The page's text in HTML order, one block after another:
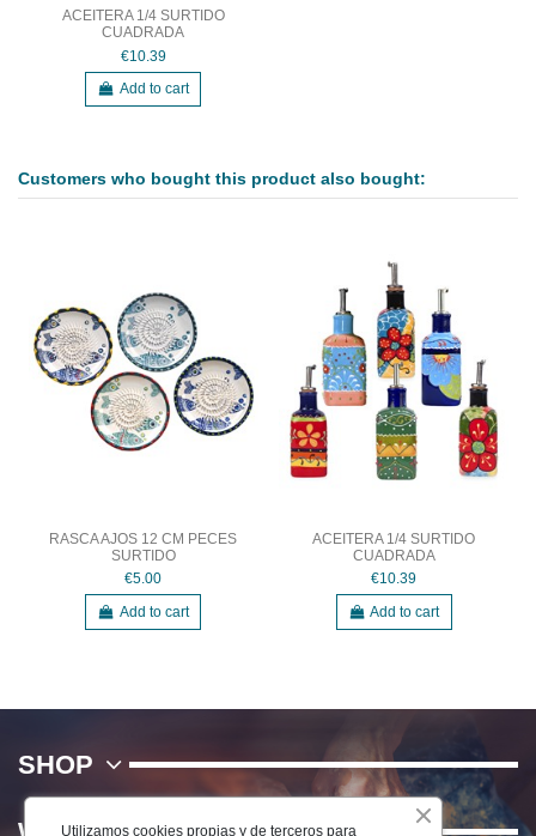
ACEITERA 1/4 SURTIDO
CUADRADA
€10.39
Add to cart
Customers who bought this product also bought:
RASCA AJOS 12 CM PECES
SURTIDO
€5.00
Add to cart
ACEITERA 1/4 SURTIDO
CUADRADA
€10.39
Add to cart
SHOP
Utilizamos cookies propias y de terceros para